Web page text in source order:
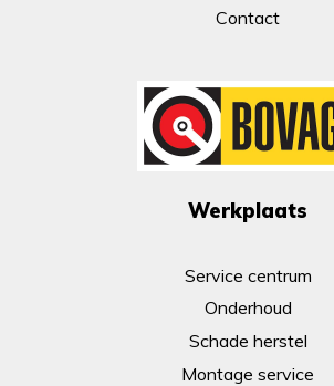
Contact
Werkplaats
Service centrum
Onderhoud
Schade herstel
Montage service